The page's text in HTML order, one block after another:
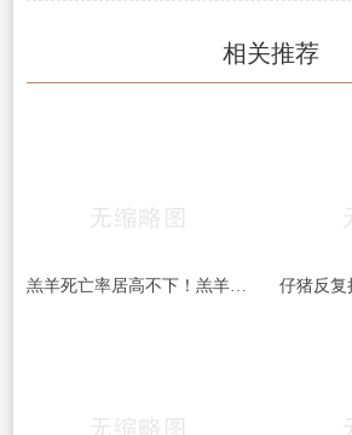
相关推荐
羔羊死亡率居高不下！羔羊常见5大杀手病，早发现、早预防，少伤亡！